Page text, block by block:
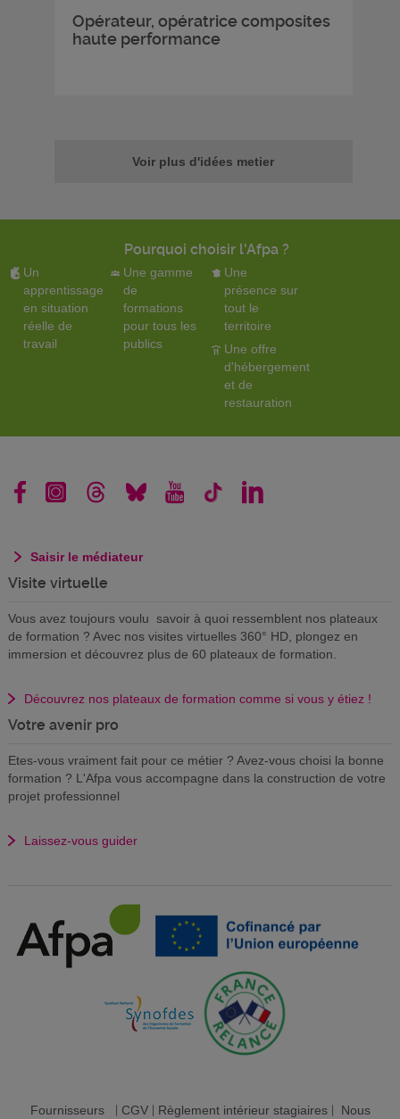
Opérateur, opératrice composites
haute performance
Voir plus d'idées metier
Pourquoi choisir l'Afpa ?
Un
apprentissage
en situation
réelle de
travail
Une gamme
de
formations
pour tous les
publics
Une
présence sur
tout le
territoire
Une offre
d'hébergement
et de
restauration
Saisir le médiateur
Visite virtuelle
Vous avez toujours voulu savoir à quoi ressemblent nos plateaux
de formation ? Avec nos visites virtuelles 360° HD, plongez en
immersion et découvrez plus de 60 plateaux de formation.
Découvrez nos plateaux de formation comme si vous y étiez !
Votre avenir pro
Etes-vous vraiment fait pour ce métier ? Avez-vous choisi la bonne
formation ? L'Afpa vous accompagne dans la construction de votre
projet professionnel
Laissez-vous guider
Fournisseurs| CGV| Règlement intérieur stagiaires| Nous